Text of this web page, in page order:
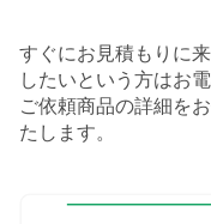
すぐにお見積もりに
したいという方はお
ご依頼商品の詳細を
たします。